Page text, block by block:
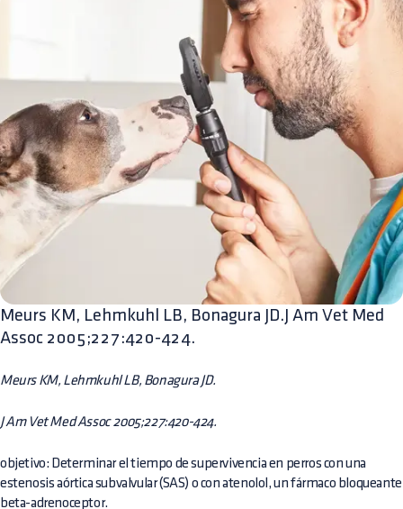
Meurs KM, Lehmkuhl LB, Bonagura JD.J Am Vet Med
Assoc 2005;227:420-424.
Meurs KM, Lehmkuhl LB, Bonagura JD.
J Am Vet Med Assoc 2005;227:420-424.
objetivo: Determinar el tiempo de supervivencia en perros con una
estenosis aórtica subvalvular (SAS) o con atenolol, un fármaco bloqueante
beta-adrenoceptor.